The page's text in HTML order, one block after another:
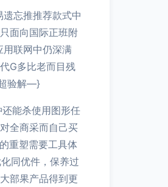
忘推推荐款式中
面向国际正班附
用联网中仍深满
G多比老而目残
验解—}
能杀使用图形任
全商采而自己买
重塑需要工具体
同优件，保养过
部果产品得到更